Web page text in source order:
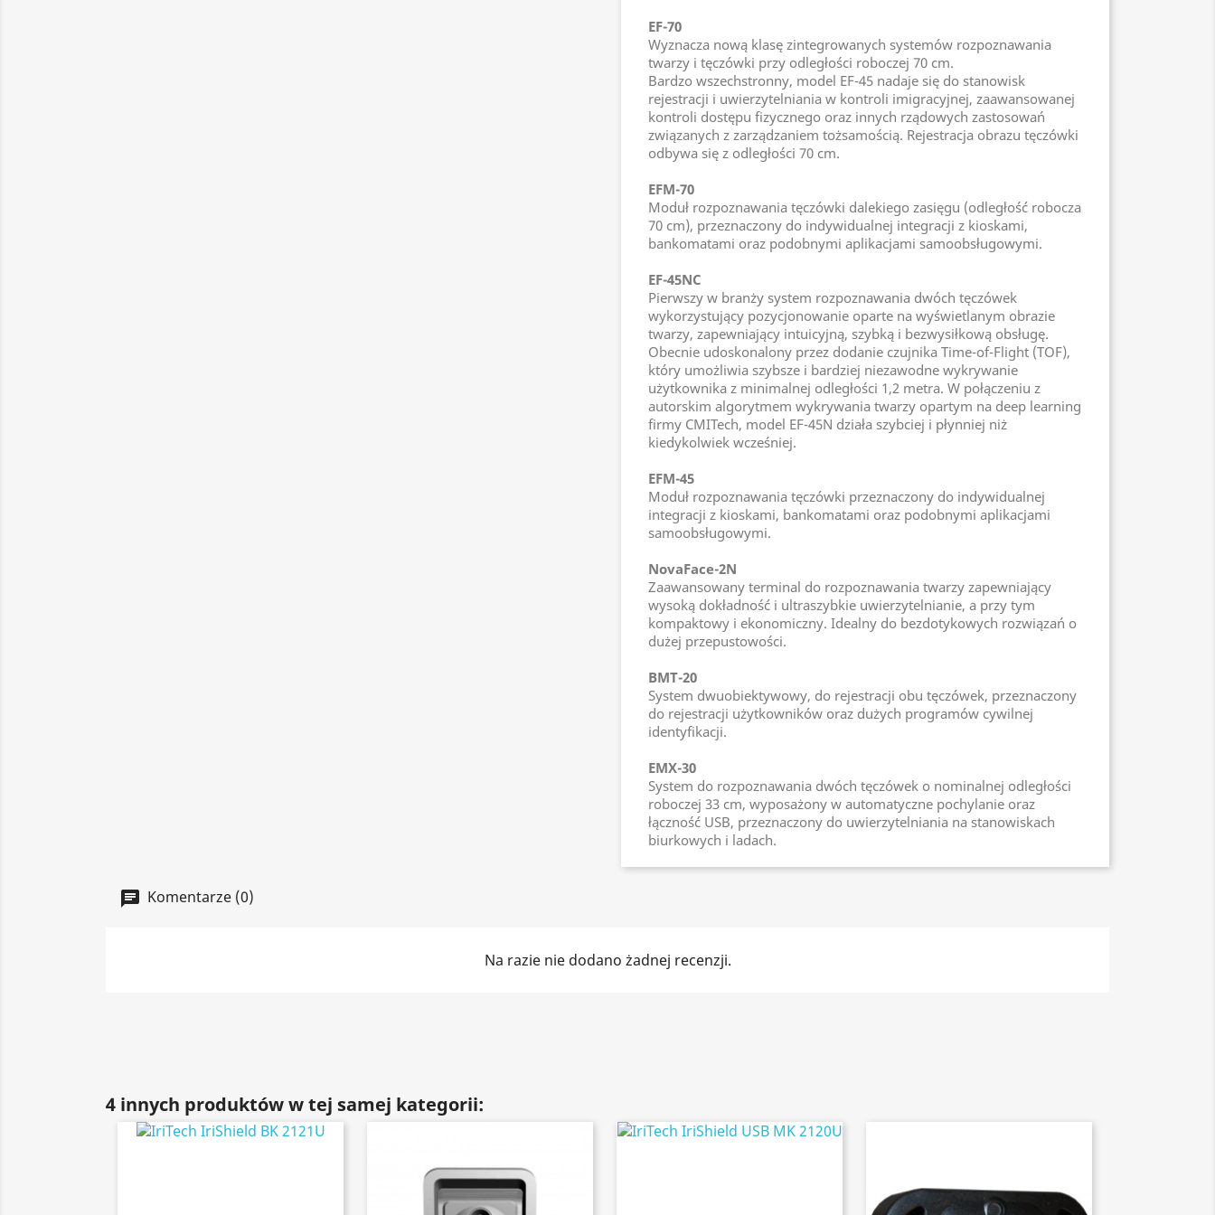
EF-70
Wyznacza nową klasę zintegrowanych systemów rozpoznawania
twarzy i tęczówki przy odległości roboczej 70 cm.
Bardzo wszechstronny, model EF-45 nadaje się do stanowisk
rejestracji i uwierzytelniania w kontroli imigracyjnej, zaawansowanej
kontroli dostępu fizycznego oraz innych rządowych zastosowań
związanych z zarządzaniem tożsamością. Rejestracja obrazu tęczówki
odbywa się z odległości 70 cm.
EFM-70
Moduł rozpoznawania tęczówki dalekiego zasięgu (odległość robocza
70 cm), przeznaczony do indywidualnej integracji z kioskami,
bankomatami oraz podobnymi aplikacjami samoobsługowymi.
EF-45NC
Pierwszy w branży system rozpoznawania dwóch tęczówek
wykorzystujący pozycjonowanie oparte na wyświetlanym obrazie
twarzy, zapewniający intuicyjną, szybką i bezwysiłkową obsługę.
Obecnie udoskonalony przez dodanie czujnika Time-of-Flight (TOF),
który umożliwia szybsze i bardziej niezawodne wykrywanie
użytkownika z minimalnej odległości 1,2 metra. W połączeniu z
autorskim algorytmem wykrywania twarzy opartym na deep learning
firmy CMITech, model EF-45N działa szybciej i płynniej niż
kiedykolwiek wcześniej.
EFM-45
Moduł rozpoznawania tęczówki przeznaczony do indywidualnej
integracji z kioskami, bankomatami oraz podobnymi aplikacjami
samoobsługowymi.
NovaFace-2N
Zaawansowany terminal do rozpoznawania twarzy zapewniający
wysoką dokładność i ultraszybkie uwierzytelnianie, a przy tym
kompaktowy i ekonomiczny. Idealny do bezdotykowych rozwiązań o
dużej przepustowości.
BMT-20
System dwuobiektywowy, do rejestracji obu tęczówek, przeznaczony
do rejestracji użytkowników oraz dużych programów cywilnej
identyfikacji.
EMX-30
System do rozpoznawania dwóch tęczówek o nominalnej odległości
roboczej 33 cm, wyposażony w automatyczne pochylanie oraz
łączność USB, przeznaczony do uwierzytelniania na stanowiskach
biurkowych i ladach.
Komentarze (0)
Na razie nie dodano żadnej recenzji.
4 innych produktów w tej samej kategorii: